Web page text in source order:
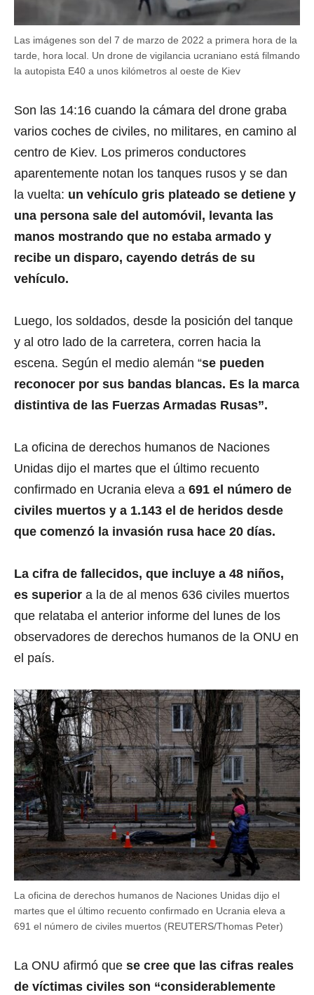
Las imágenes son del 7 de marzo de 2022 a primera hora de la
tarde, hora local. Un drone de vigilancia ucraniano está filmando
la autopista E40 a unos kilómetros al oeste de Kiev
Son las 14:16 cuando la cámara del drone graba
varios coches de civiles, no militares, en camino al
centro de Kiev. Los primeros conductores
aparentemente notan los tanques rusos y se dan
la vuelta: un vehículo gris plateado se detiene y
una persona sale del automóvil, levanta las
manos mostrando que no estaba armado y
recibe un disparo, cayendo detrás de su
vehículo.
Luego, los soldados, desde la posición del tanque
y al otro lado de la carretera, corren hacia la
escena. Según el medio alemán “se pueden
reconocer por sus bandas blancas. Es la marca
distintiva de las Fuerzas Armadas Rusas”.
La oficina de derechos humanos de Naciones
Unidas dijo el martes que el último recuento
confirmado en Ucrania eleva a 691 el número de
civiles muertos y a 1.143 el de heridos desde
que comenzó la invasión rusa hace 20 días.
La cifra de fallecidos, que incluye a 48 niños,
es superior a la de al menos 636 civiles muertos
que relataba el anterior informe del lunes de los
observadores de derechos humanos de la ONU en
el país.
La oficina de derechos humanos de Naciones Unidas dijo el
martes que el último recuento confirmado en Ucrania eleva a
691 el número de civiles muertos (REUTERS/Thomas Peter)
La ONU afirmó que se cree que las cifras reales
de víctimas civiles son “considerablemente